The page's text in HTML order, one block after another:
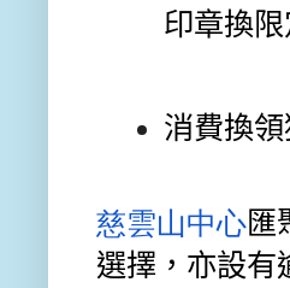
印章換
消費換
慈雲山中心匯
選擇，亦設有